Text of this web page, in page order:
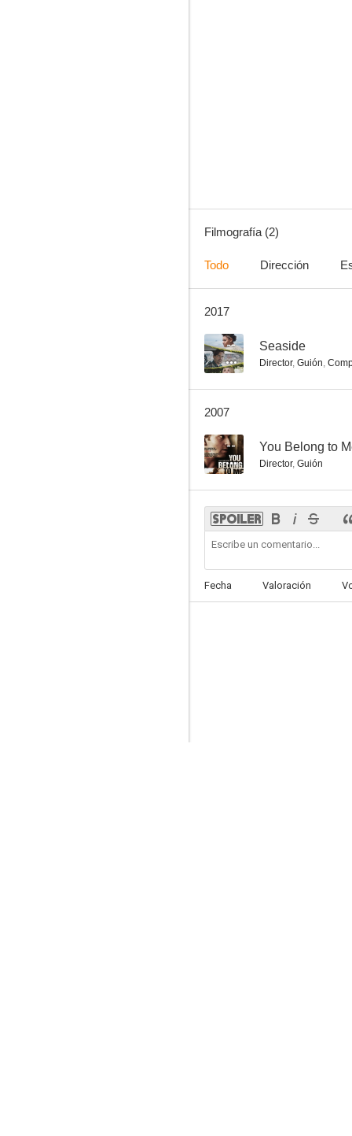
Filmografía (2)
Todo Dirección
2017
-- Seaside
Director, Guión,
2007
-- You Belong to
Director, Guión
Fecha Valoración